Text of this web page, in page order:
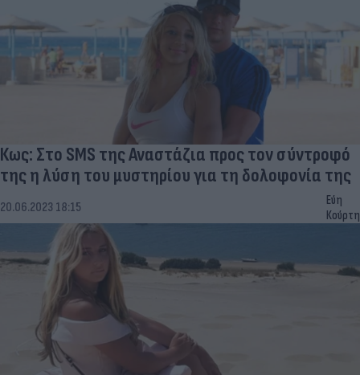
Κως: Στο SMS της Αναστάζια προς τον σύντροφό
της η λύση του μυστηρίου για τη δολοφονία της
20.06.2023 18:15
Εύη
Κούρτη